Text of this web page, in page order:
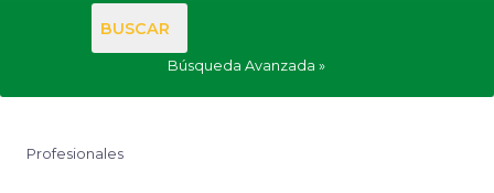
BUSCAR
Búsqueda Avanzada
Profesionales